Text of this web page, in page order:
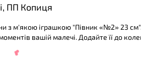
ПП Копиця
з м'якою іграшкою "Півник «№2» 23
вашій малечі. Додайте її до